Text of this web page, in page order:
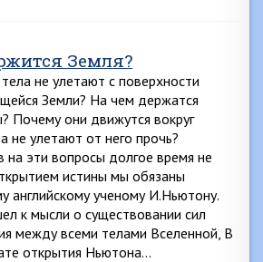
Земля?
не улетают с поверхности
Земли? На чем держатся
Почему они движутся вокруг
не улетают от него прочь?
на эти вопросы долгое время не
истины мы обязаны
английскому ученому И.Ньютону.
к мысли о существовании сил
между всеми телами Вселенной, В
открытия Ньютона…